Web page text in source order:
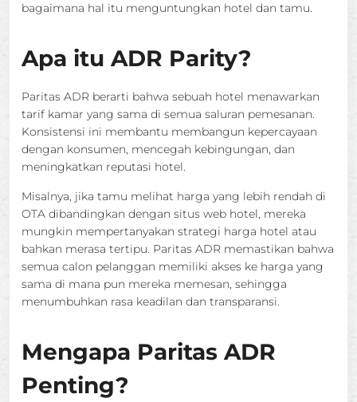
bagaimana hal itu menguntungkan hotel dan tamu.
Apa itu ADR Parity?
Paritas ADR berarti bahwa sebuah hotel menawarkan
tarif kamar yang sama di semua saluran pemesanan.
Konsistensi ini membantu membangun kepercayaan
dengan konsumen, mencegah kebingungan, dan
meningkatkan reputasi hotel.
Misalnya, jika tamu melihat harga yang lebih rendah di
OTA dibandingkan dengan situs web hotel, mereka
mungkin mempertanyakan strategi harga hotel atau
bahkan merasa tertipu. Paritas ADR memastikan bahwa
semua calon pelanggan memiliki akses ke harga yang
sama di mana pun mereka memesan, sehingga
menumbuhkan rasa keadilan dan transparansi.
Mengapa Paritas ADR
Penting?